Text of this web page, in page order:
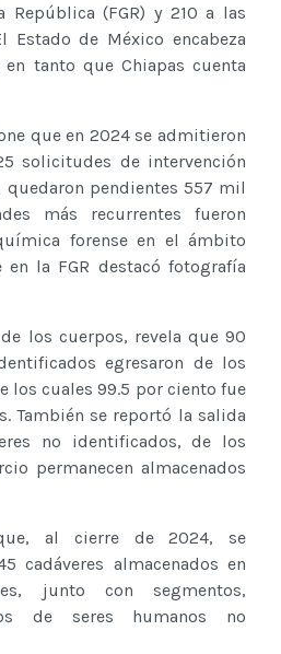
República (FGR) y 210 a las
Estado de México encabeza
tanto que Chiapas cuenta
que en 2024 se admitieron
solicitudes de intervención
pendientes 557 mil
más recurrentes fueron
forense en el ámbito
la FGR destacó fotografía
los cuerpos, revela que 90
egresaron de los
los cuales 99.5 por ciento fue
También se reportó la salida
no identificados, de los
permanecen almacenados
al cierre de 2024, se
cadáveres almacenados en
junto con segmentos,
de seres humanos no